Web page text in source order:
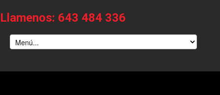
Llamenos: 643 484 336